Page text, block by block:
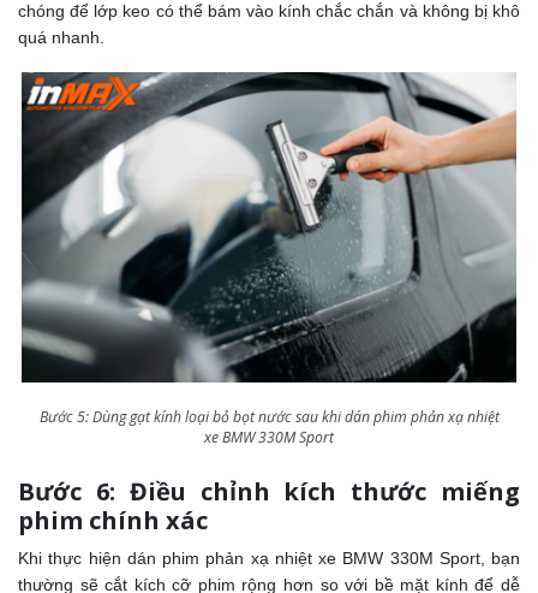
chóng để lớp keo có thể bám vào kính chắc chắn và không bị khô
quá nhanh.
Bước 5: Dùng gạt kính loại bỏ bọt nước sau khi dán phim phản xạ nhiệt
xe BMW 330M Sport
Bước 6: Điều chỉnh kích thước miếng
phim chính xác
Khi thực hiện dán phim phản xạ nhiệt xe BMW 330M Sport, bạn
thường sẽ cắt kích cỡ phim rộng hơn so với bề mặt kính để dễ